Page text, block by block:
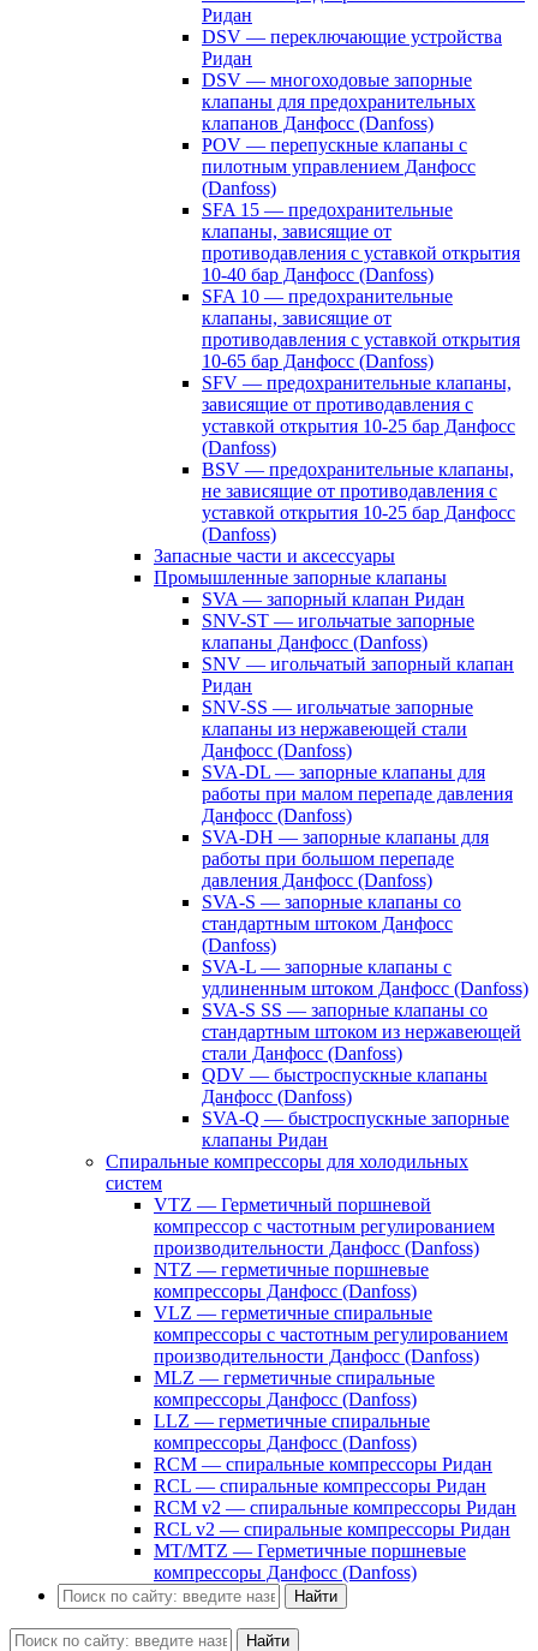
Ридан
DSV — переключающие устройства
Ридан
DSV — многоходовые запорные
клапаны для предохранительных
клапанов Данфосс (Danfoss)
POV — перепускные клапаны с
пилотным управлением Данфосс
(Danfoss)
SFA 15 — предохранительные
клапаны, зависящие от
противодавления с уставкой открытия
10-40 бар Данфосс (Danfoss)
SFA 10 — предохранительные
клапаны, зависящие от
противодавления с уставкой открытия
10-65 бар Данфосс (Danfoss)
SFV — предохранительные клапаны,
зависящие от противодавления с
уставкой открытия 10-25 бар Данфосс
(Danfoss)
BSV — предохранительные клапаны,
не зависящие от противодавления с
уставкой открытия 10-25 бар Данфосс
(Danfoss)
Запасные части и аксессуары
Промышленные запорные клапаны
SVA — запорный клапан Ридан
SNV-ST — игольчатые запорные
клапаны Данфосс (Danfoss)
SNV — игольчатый запорный клапан
Ридан
SNV-SS — игольчатые запорные
клапаны из нержавеющей стали
Данфосс (Danfoss)
SVA-DL — запорные клапаны для
работы при малом перепаде давления
Данфосс (Danfoss)
SVA-DH — запорные клапаны для
работы при большом перепаде
давления Данфосс (Danfoss)
SVA-S — запорные клапаны со
стандартным штоком Данфосс
(Danfoss)
SVA-L — запорные клапаны с
удлиненным штоком Данфосс (Danfoss)
SVA-S SS — запорные клапаны со
стандартным штоком из нержавеющей
стали Данфосс (Danfoss)
QDV — быстроспускные клапаны
Данфосс (Danfoss)
SVA-Q — быстроспускные запорные
клапаны Ридан
Спиральные компрессоры для холодильных
систем
VTZ — Герметичный поршневой
компрессор с частотным регулированием
производительности Данфосс (Danfoss)
NTZ — герметичные поршневые
компрессоры Данфосс (Danfoss)
VLZ — герметичные спиральные
компрессоры с частотным регулированием
производительности Данфосс (Danfoss)
MLZ — герметичные спиральные
компрессоры Данфосс (Danfoss)
LLZ — герметичные спиральные
компрессоры Данфосс (Danfoss)
RCM — спиральные компрессоры Ридан
RCL — спиральные компрессоры Ридан
RCM v2 — спиральные компрессоры Ридан
RCL v2 — спиральные компрессоры Ридан
MT/MTZ — Герметичные поршневые
компрессоры Данфосс (Danfoss)
Найти
Найти